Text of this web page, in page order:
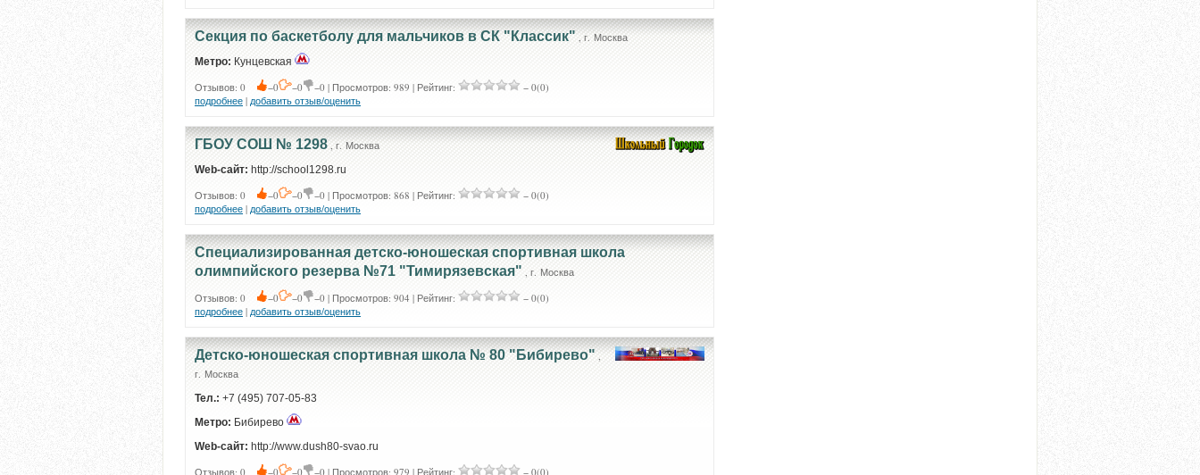
Секция по баскетболу для мальчиков в СК "Классик", г. Москва
Метро: Кунцевская
Отзывов: 0 −0 −0 −0 | Просмотров: 989 | Рейтинг:
− 0(0)
подробнее | добавить отзыв/оценить
ГБОУ СОШ № 1298, г. Москва
Web-сайт: http://school1298.ru
Отзывов: 0 −0 −0 −0 | Просмотров: 868 | Рейтинг:
− 0(0)
подробнее | добавить отзыв/оценить
Специализированная детско-юношеская спортивная школа
олимпийского резерва №71 "Тимирязевская" , г. Москва
Отзывов: 0
−0 −0 −0 | Просмотров: 904 | Рейтинг:
− 0(0)
подробнее | добавить отзыв/оценить
Детско-юношеская спортивная школа № 80 "Бибирево",
г. Москва
Тел.: +7 (495) 707-05-83
Метро: Бибирево
Web-сайт: http://www.dush80-svao.ru
Отзывов: 0 −0 −0 −0 | Просмотров: 979 | Рейтинг:
− 0(0)